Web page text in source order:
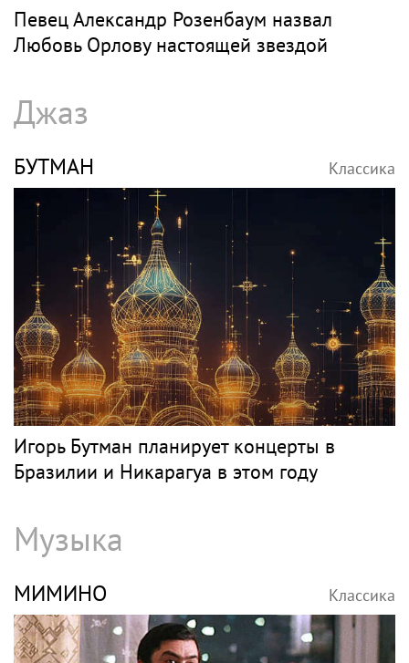
Певец Александр Розенбаум назвал
Любовь Орлову настоящей звездой
Джаз
БУТМАН Классика
Игорь Бутман планирует концерты в
Бразилии и Никарагуа в этом году
Музыка
МИМИНО Классика